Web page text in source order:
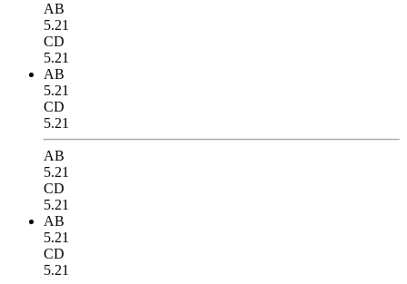
AB
5.21
CD
5.21
AB
5.21
CD
5.21
AB
5.21
CD
5.21
AB
5.21
CD
5.21